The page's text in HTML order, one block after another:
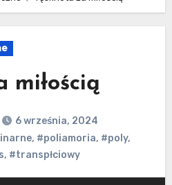
miłością
6 września, 2024
, #poliamoria, #poly,
, #transpłciowy